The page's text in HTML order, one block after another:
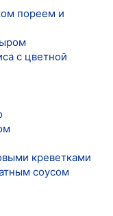
пореем и
с цветной
креветками
соусом